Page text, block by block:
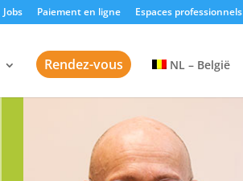
Jobs Paiement en ligne Espaces professionnels
Rendez-vous NL – België